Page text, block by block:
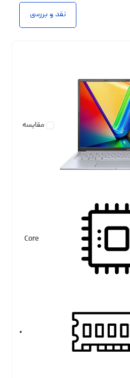
نقد و بررسی
مقایسه
Core